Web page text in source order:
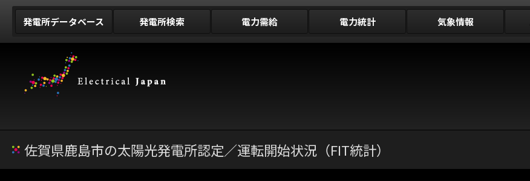
発電所データベース 発電所検索 電力需給 電力統計 気象情報
佐賀県鹿島市の太陽光発電所認定／運転開始状況（FIT統計）